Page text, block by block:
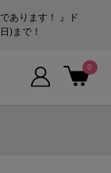
あります！ 』ド
)まで！
0